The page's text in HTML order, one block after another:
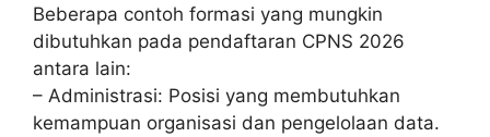
Beberapa contoh formasi yang mungkin
dibutuhkan pada pendaftaran CPNS 2026
antara lain:
– Administrasi: Posisi yang membutuhkan
kemampuan organisasi dan pengelolaan data.